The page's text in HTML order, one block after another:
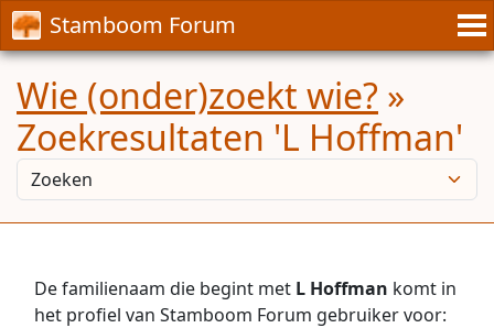
Stamboom Forum
Wie (onder)zoekt wie? »
Zoekresultaten 'L Hoffman'
De familienaam die begint met L Hoffman komt in
het profiel van Stamboom Forum gebruiker voor: